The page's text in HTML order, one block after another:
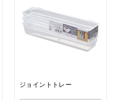
ジョイントトレー